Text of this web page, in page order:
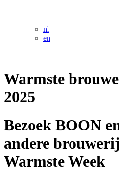
nl
en
Warmste
2025
Bezoek BOON
andere
Warmste Week